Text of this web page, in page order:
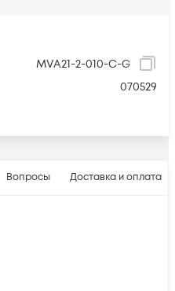
MVA21-2-010-C-G
070529
Вопросы Доставка и оплата